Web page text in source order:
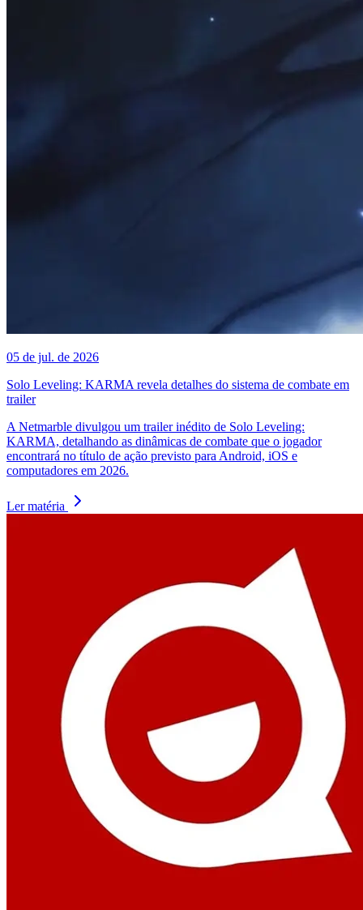
05 de jul. de 2026
Solo Leveling: KARMA revela detalhes do sistema de combate em
trailer
A Netmarble divulgou um trailer inédito de Solo Leveling:
KARMA, detalhando as dinâmicas de combate que o jogador
encontrará no título de ação previsto para Android, iOS e
computadores em 2026.
Ler matéria